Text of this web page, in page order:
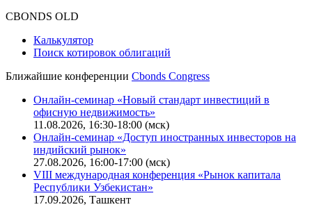
CBONDS OLD
Калькулятор
Поиск котировок облигаций
Ближайшие конференции Cbonds Congress
Онлайн-семинар «Новый стандарт инвестиций в
офисную недвижимость»
11.08.2026, 16:30-18:00 (мск)
Онлайн-семинар «Доступ иностранных инвесторов на
индийский рынок»
27.08.2026, 16:00-17:00 (мск)
VIII международная конференция «Рынок капитала
Республики Узбекистан»
17.09.2026, Ташкент